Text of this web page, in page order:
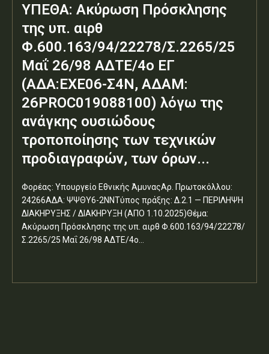
ΥΠΕΘΑ: Ακύρωση Πρόσκλησης
της υπ. αιρθ
Φ.600.163/94/22278/Σ.2265/25
Μαΐ 26/98 ΑΔΤΕ/4ο ΕΓ
(ΑΔΑ:ΕΧΕ06-Σ4Ν, ΑΔΑΜ:
26PROC019088100) λόγω της
ανάγκης ουσιώδους
τροποποίησης των τεχνικών
προδιαγραφών, των όρων...
Φορέας: Υπουργείο Εθνικής ΆμυναςΑρ. Πρωτοκόλλου:
24266ΑΔΑ: ΨΨΘΥ6-2ΝΝΤύπος πράξης: Δ.2.1 — ΠΕΡΙΛΗΨΗ
ΔΙΑΚΗΡΥΞΗΣ / ΔΙΑΚΗΡΥΞΗ (ΑΠΟ 1.10.2025)Θέμα:
Ακύρωση Πρόσκλησης της υπ. αιρθ Φ.600.163/94/22278/
Σ.2265/25 Μαΐ 26/98 ΑΔΤΕ/4ο...